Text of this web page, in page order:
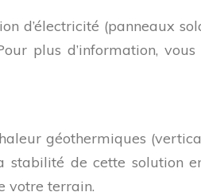
d’électricité (panneaux
plus d’information,
géothermiques
de cette solution
votre terrain.